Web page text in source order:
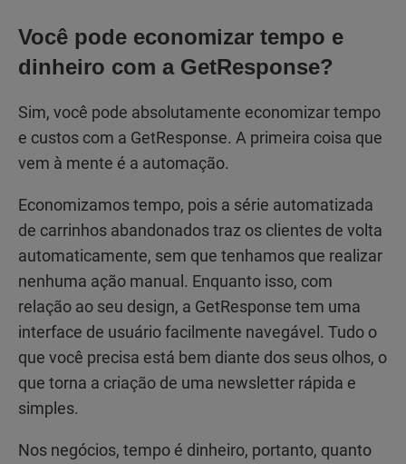
Você pode economizar tempo e
dinheiro com a GetResponse?
Sim, você pode absolutamente economizar tempo
e custos com a GetResponse. A primeira coisa que
vem à mente é a automação.
Economizamos tempo, pois a série automatizada
de carrinhos abandonados traz os clientes de volta
automaticamente, sem que tenhamos que realizar
nenhuma ação manual. Enquanto isso, com
relação ao seu design, a GetResponse tem uma
interface de usuário facilmente navegável. Tudo o
que você precisa está bem diante dos seus olhos, o
que torna a criação de uma newsletter rápida e
simples.
Nos negócios, tempo é dinheiro, portanto, quanto